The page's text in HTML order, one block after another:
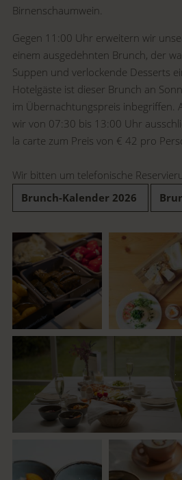
Birnenschaumwein.
Gegen 11:00 Uhr erweitern wir
einem ausgedehnten Brunch, der
Suppen und verlockende Desserts
Hotelgäste ist dieser Brunch an
im Übernachtungspreis inbegriffen.
wir von 07:30 bis 13:00 Uhr
la carte zum Preis von € 42 pro
Wir bitten um telefonische
Brunch-Kalender 2026